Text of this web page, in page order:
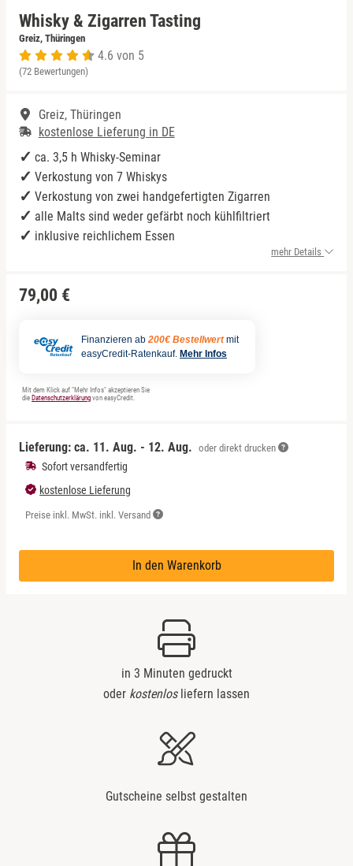
Whisky & Zigarren Tasting
Greiz, Thüringen
4.6 von 5
(72 Bewertungen)
Greiz, Thüringen
kostenlose Lieferung in DE
ca. 3,5 h Whisky-Seminar
Verkostung von 7 Whiskys
Verkostung von zwei handgefertigten Zigarren
alle Malts sind weder gefärbt noch kühlfiltriert
inklusive reichlichem Essen
mehr Details
79,00 €
Finanzieren ab 200€ Bestellwert mit
easyCredit-Ratenkauf. Mehr Infos
Mit dem Klick auf "Mehr Infos" akzeptieren Sie
die Datenschutzerklärung von easyCredit.
Lieferung: ca. 11. Aug. - 12. Aug. oder direkt drucken
Sofort versandfertig
kostenlose Lieferung
Preise inkl. MwSt. inkl. Versand
In den Warenkorb
in 3 Minuten gedruckt
oder kostenlosliefern lassen
Gutscheine selbst gestalten
Niedersachsen
NRW
Rheinland-Pfalz
Saarland
Sachsen
Sachsen-Anhalt
Rum Tasting
Schokolade
Sekt Tasting
Tequila
Wein Tasting
Whisky Tasting